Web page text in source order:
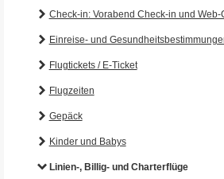
Check-in: Vorabend Check-in und Web-
Einreise- und
Flugtickets / E-Ticket
Flugzeiten
Gepäck
Kinder und Babys
Linien-, Billig- und Charterflüge